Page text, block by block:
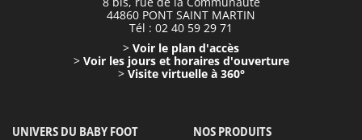
44860 PONT SAINT MARTIN
Tél : 02 40 59 29 71
> Voir le plan d'accès
> Voir les jours et horaires d'ouverture
> Visite virtuelle à 360°
UNIVERS DU BABY FOOT NOS PRODUITS